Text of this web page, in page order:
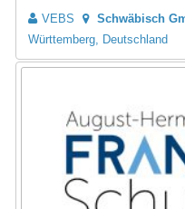
VEBS Schwäbisch
Württemberg, Deutschland